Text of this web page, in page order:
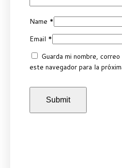
Name *
Email *
Guarda mi nombre,
este navegador para la